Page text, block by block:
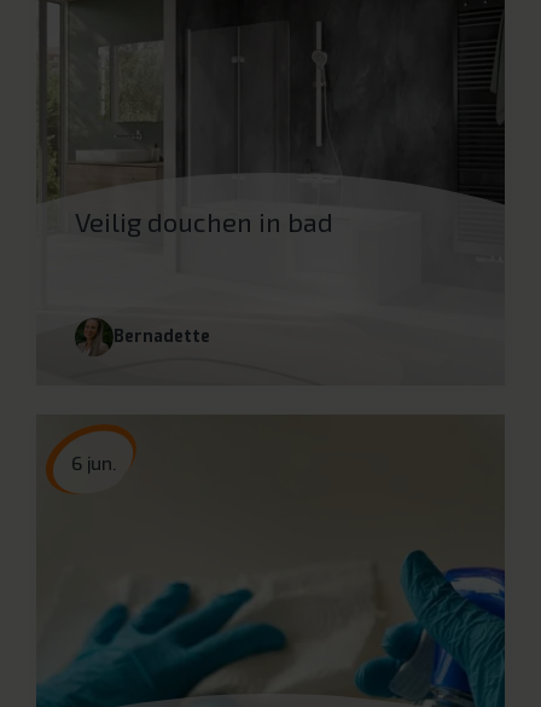
Veilig douchen in bad
Bernadette
6 jun.